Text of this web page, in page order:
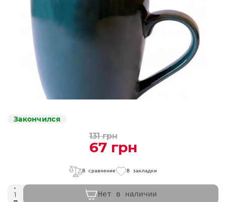
Закончился
131 грн
67 грн
В сравнение В закладки
Нет в наличии